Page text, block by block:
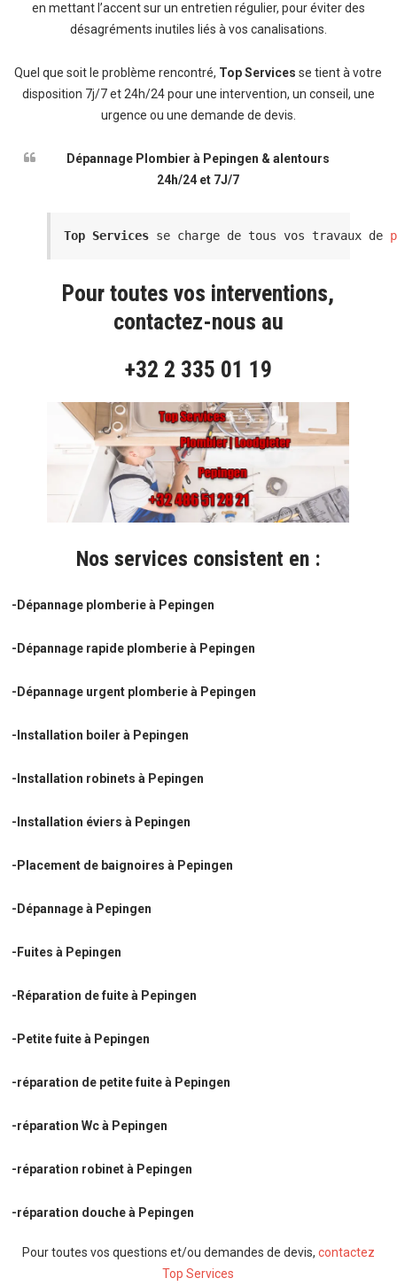
en mettant l’accent sur un entretien régulier, pour éviter des
désagréments inutiles liés à vos canalisations.
Quel que soit le problème rencontré, Top Services se tient à votre
disposition 7j/7 et 24h/24 pour une intervention, un conseil, une
urgence ou une demande de devis.
Dépannage Plombier à Pepingen & alentours
24h/24 et 7J/7
Top Services se charge de tous vos travaux de
Pour toutes vos interventions,
contactez-nous au
+32 2 335 01 19
Nos services consistent en :
-Dépannage plomberie à Pepingen
-Dépannage rapide plomberie à Pepingen
-Dépannage urgent plomberie à Pepingen
-Installation boiler à Pepingen
-Installation robinets à Pepingen
-Installation éviers à Pepingen
-Placement de baignoires à Pepingen
-Dépannage à Pepingen
-Fuites à Pepingen
-Réparation de fuite à Pepingen
-Petite fuite à Pepingen
-réparation de petite fuite à Pepingen
-réparation Wc à Pepingen
-réparation robinet à Pepingen
-réparation douche à Pepingen
Pour toutes vos questions et/ou demandes de devis, contactez
Top Services